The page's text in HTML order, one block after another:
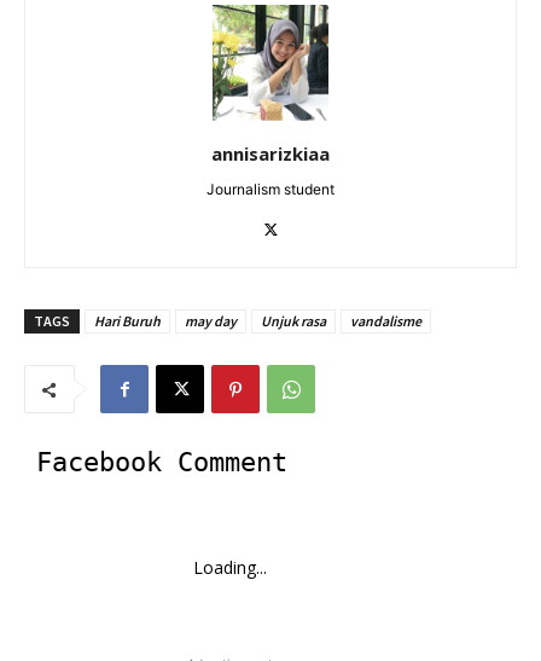
annisarizkiaa
Journalism student
TAGS Hari Buruh may day Unjuk rasa vandalisme
Facebook Comment
Loading...